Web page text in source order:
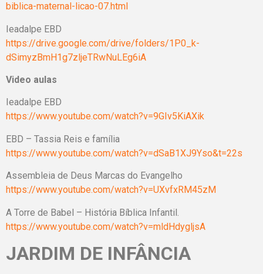
biblica-maternal-licao-07.html
Ieadalpe EBD
https://drive.google.com/drive/folders/1P0_k-
dSimyzBmH1g7zljeTRwNuLEg6iA
Video aulas
Ieadalpe EBD
https://www.youtube.com/watch?v=9GIv5KiAXik
EBD – Tassia Reis e família
https://www.youtube.com/watch?v=dSaB1XJ9Yso&t=22s
Assembleia de Deus Marcas do Evangelho
https://www.youtube.com/watch?v=UXvfxRM45zM
A Torre de Babel – História Bíblica Infantil.
https://www.youtube.com/watch?v=mldHdygljsA
JARDIM DE INFÂNCIA